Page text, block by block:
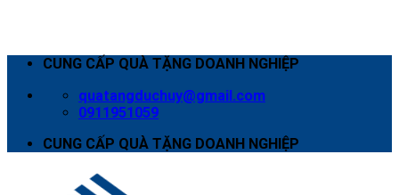
CUNG CẤP QUÀ TẶNG DOANH NGHIỆP
quatangduchuy@gmail.com
0911951059
CUNG CẤP QUÀ TẶNG DOANH NGHIỆP